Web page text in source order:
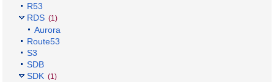
R53
RDS (1)
Aurora
Route53
S3
SDB
SDK (1)